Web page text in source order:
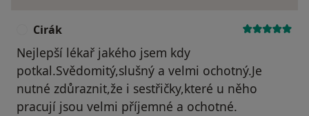
Cirák
Nejlepší lékař jakého jsem kdy
potkal.Svědomitý,slušný a velmi ochotný.Je
nutné zdůraznit,že i sestřičky,které u něho
pracují jsou velmi příjemné a ochotné.